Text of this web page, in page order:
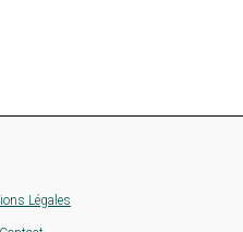
Légales